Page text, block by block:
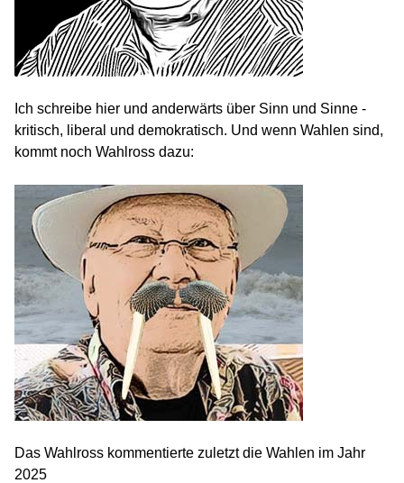
Ich schreibe hier und anderwärts über Sinn und Sinne -
kritisch, liberal und demokratisch. Und wenn Wahlen sind,
kommt noch Wahlross dazu:
Das Wahlross kommentierte zuletzt die Wahlen im Jahr
2025